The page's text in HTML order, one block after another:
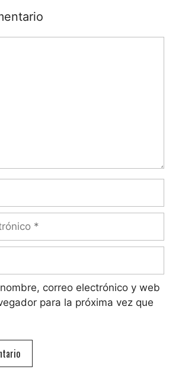
correo electrónico y web
para la próxima vez que